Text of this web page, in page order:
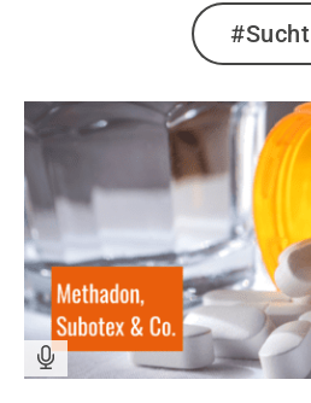
#Sucht